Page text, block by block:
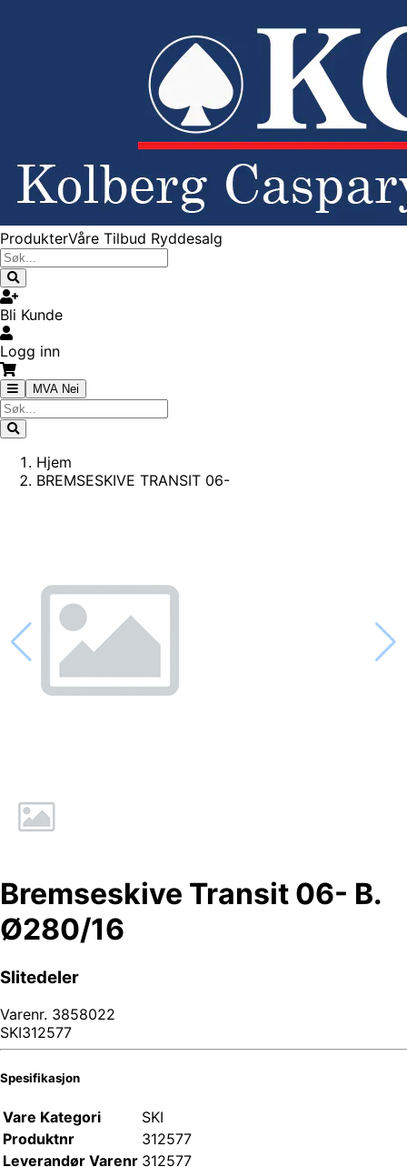
ProdukterVåre Tilbud Ryddesalg
Bli Kunde
Logg inn
MVA Nei
Hjem
BREMSESKIVE TRANSIT 06-
Bremseskive Transit 06- B.
Ø280/16
Slitedeler
Varenr. 3858022
SKI312577
Spesifikasjon
Vare Kategori
SKI
Produktnr
312577
Leverandør Varenr 312577